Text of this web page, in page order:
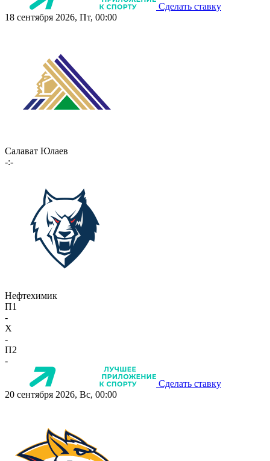
Сделать ставку
18 сентября 2026, Пт, 00:00
Салават Юлаев
-:-
Нефтехимик
П1
-
X
-
П2
-
Сделать ставку
20 сентября 2026, Вс, 00:00